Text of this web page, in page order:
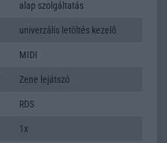
alap szolgáltatás
univerzális letöltés kezelõ
MIDI
Zene lejátszó
RDS
1x